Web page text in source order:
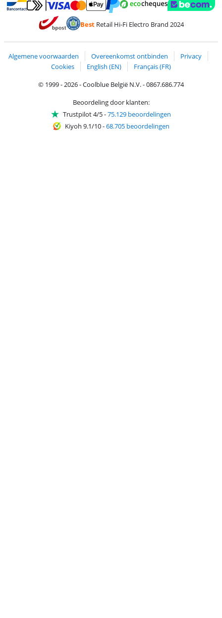
Betalen met Bancontact
Betalen met MasterCard en Visa via ClickToPay
Betalen met PayPal
BestRetail Hi-Fi Electro Brand 2024
Algemene voorwaarden Overeenkomst ontbinden
Privacy
Cookies
English (EN)
Français (FR)
© 1999 - 2026 - Coolblue België N.V. - 0867.686.774
Beoordeling door klanten:
Trustpilot 4/5-75.129 beoordelingen
Kiyoh 9.1/10-68.705 beoordelingen